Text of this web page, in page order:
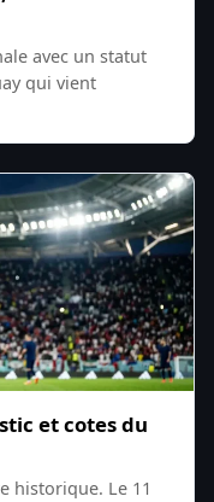
avec un statut
qui vient
et cotes du
historique. Le 11